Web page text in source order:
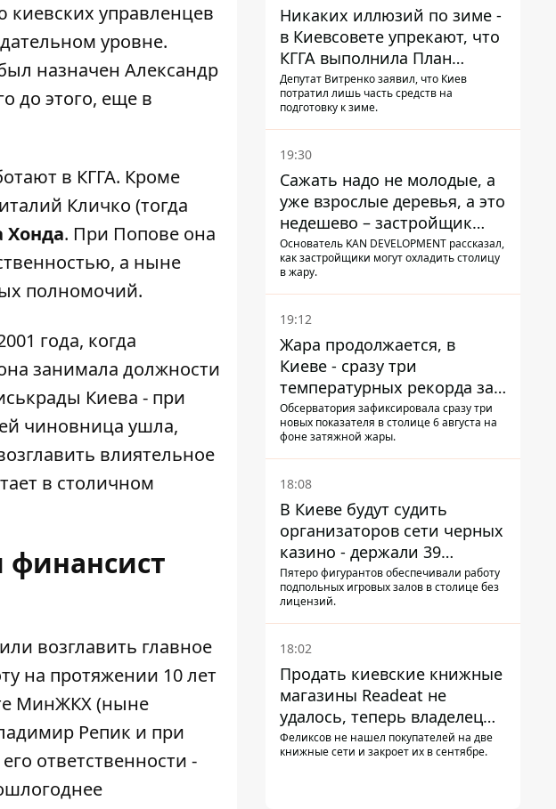
управленцев
уровне.
назначен Александр
до этого, еще в
в КГГА. Кроме
Кличко (тогда
Хонда. При Попове она
а ныне
полномочий.
года, когда
занимала должности
Киева - при
чиновница ушла,
влиятельное
в столичном
финансист
возглавить главное
на протяжении 10 лет
МинЖКХ (ныне
Репик и при
ответственности -
Никаких иллюзий по зиме -
в Киевсовете упрекают, что
КГГА выполнила План
устойчивости на 20%
Депутат Витренко заявил, что Киев
потратил лишь часть средств на
подготовку к зиме.
19:30
Сажать надо не молодые, а
уже взрослые деревья, а это
недешево – застройщик
Никонов
Основатель KAN DEVELOPMENT рассказал,
как застройщики могут охладить столицу
в жару.
19:12
Жара продолжается, в
Киеве - сразу три
температурных рекорда за
день
Обсерватория зафиксировала сразу три
новых показателя в столице 6 августа на
фоне затяжной жары.
18:08
В Киеве будут судить
организаторов сети черных
казино - держали 39
заведений
Пятеро фигурантов обеспечивали работу
подпольных игровых залов в столице без
лицензий.
18:02
Продать киевские книжные
магазины Readeat не
удалось, теперь владелец
их просто закроет
Феликсов не нашел покупателей на две
книжные сети и закроет их в сентябре.